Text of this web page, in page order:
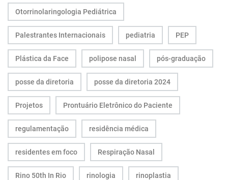
Otorrinolaringologia Pediátrica
Palestrantes Internacionais pediatria PEP
Plástica da Face polipose nasal pós-graduação
posse da diretoria posse da diretoria 2024
Projetos Prontuário Eletrônico do Paciente
regulamentação residência médica
residentes em foco Respiração Nasal
Rino 50th In Rio rinologia rinoplastia